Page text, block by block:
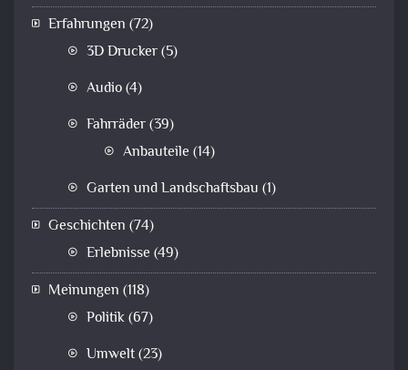
Erfahrungen (72)
3D Drucker(5)
Audio(4)
Fahrräder(39)
Anbauteile (14)
Garten und Landschaftsbau (1)
Geschichten (74)
Erlebnisse (49)
Meinungen (118)
Politik(67)
Umwelt(23)